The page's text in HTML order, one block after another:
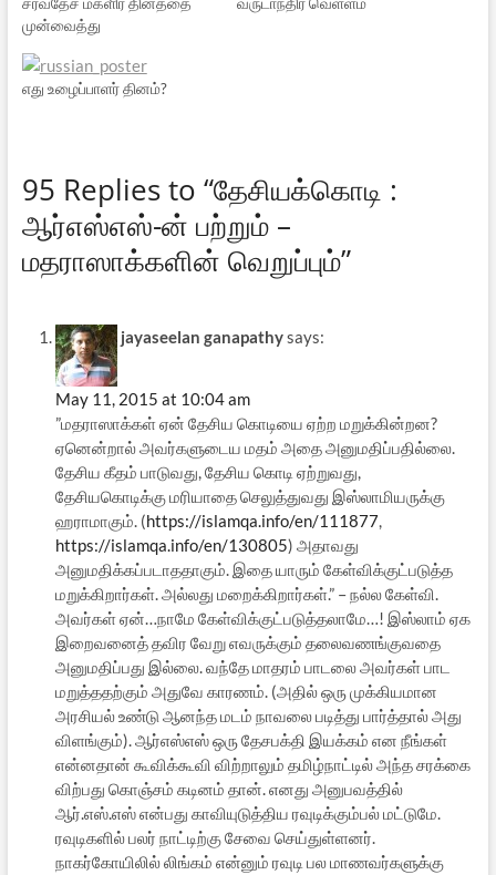
முன்வைத்து
எது உழைப்பாளர் தினம்?
95 Replies to “தேசியக்கொடி :
ஆர்எஸ்எஸ்-ன் பற்றும் –
மதராஸாக்களின் வெறுப்பும்”
jayaseelan ganapathysays:
May 11, 2015 at 10:04 am
”மதராஸாக்கள் ஏன் தேசிய கொடியை ஏற்ற மறுக்கின்றன?
ஏனென்றால் அவர்களுடைய மதம் அதை அனுமதிப்பதில்லை.
தேசிய கீதம் பாடுவது, தேசிய கொடி ஏற்றுவது,
தேசியகொடிக்கு மரியாதை செலுத்துவது இஸ்லாமியருக்கு
ஹராமாகும். (https://islamqa.info/en/111877,
https://islamqa.info/en/130805) அதாவது
அனுமதிக்கப்படாததாகும். இதை யாரும் கேள்விக்குட்படுத்த
மறுக்கிறார்கள். அல்லது மறைக்கிறார்கள்.” – நல்ல கேள்வி.
அவர்கள் ஏன்…நாமே கேள்விக்குட்படுத்தலாமே…! இஸ்லாம் ஏக
இறைவனைத் தவிர வேறு எவருக்கும் தலைவணங்குவதை
அனுமதிப்பது இல்லை. வந்தே மாதரம் பாடலை அவர்கள் பாட
மறுத்ததற்கும் அதுவே காரணம். (அதில் ஒரு முக்கியமான
அரசியல் உண்டு ஆனந்த மடம் நாவலை படித்து பார்த்தால் அது
விளங்கும்). ஆர்எஸ்எஸ் ஒரு தேசபக்தி இயக்கம் என நீங்கள்
என்னதான் கூவிக்கூவி விற்றாலும் தமிழ்நாட்டில் அந்த சரக்கை
விற்பது கொஞ்சம் கடினம் தான். எனது அனுபவத்தில்
ஆர்.எஸ்.எஸ் என்பது காவியுடுத்திய ரவுடிக்கும்பல் மட்டுமே.
ரவுடிகளில் பலர் நாட்டிற்கு சேவை செய்துள்ளனர்.
நாகர்கோயிலில் லிங்கம் என்னும் ரவுடி பல மாணவர்களுக்கு